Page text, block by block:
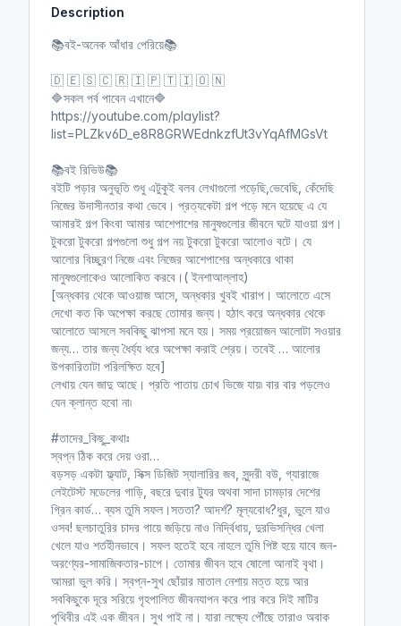
c
e
e
n
Description
📚বই-অনেক আঁধার পেরিয়ে📚
🇩 🇪 🇸 🇨 🇷 🇮 🇵 🇹 🇮 🇴 🇳
🔷সকল পর্ব পাবেন এখানে🔷
https://youtube.com/playlist?
list=PLZkv6D_e8R8GRWEdnkzfUt3vYqAfMGsVt
📚বই রিভিউ📚
বইটি পড়ার অনুভূতি শুধু এটুকুই বলব লেখাগুলো পড়েছি,ভেবেছি, কেঁদেছি
নিজের উদাসীনতার কথা ভেবে। প্রত্যকেটা গল্প পড়ে মনে হয়েছে এ যে
আমারই গল্প কিংবা আমার আশেপাশের মানুষগুলোর জীবনে ঘটে যাওয়া গল্প।
টুকরো টুকরো গল্পগুলো শুধু গল্প নয় টুকরো টুকরো আলোও বটে। যে
আলোর বিচ্ছুরণ নিজে এবং নিজের আশেপাশের অন্ধকারে থাকা
মানুষগুলোকেও আলোকিত করবে।( ইনশাআল্লাহ)
[অন্ধকার থেকে আওয়াজ আসে, অন্ধকার খুবই খারাপ। আলোতে এসে
দেখো কত কি অপেক্ষা করছে তোমার জন্য। হঠাৎ করে অন্ধকার থেকে
আলোতে আসলে সবকিছু ঝাপসা মনে হয়। সময় প্রয়োজন আলোটা সওয়ার
জন্য… তার জন্য ধৈর্য্য ধরে অপেক্ষা করাই শ্রেয়। তবেই … আলোর
উপকারিতাটা পরিলক্ষিত হবে]
লেখায় যেন জাদু আছে। প্রতি পাতায় চোখ ভিজে যায়৷ বার বার পড়লেও
যেন ক্লান্ত হবো না৷
#তাদের_কিছু_কথাঃ
স্বপ্ন ঠিক করে দেয় ওরা…
বড়সড় একটা ফ্ল্যাট, সিক্স ডিজিট স্যালারির জব, সুন্দরী বউ, গ্যারাজে
লেইটেস্ট মডেলের গাড়ি, বছরে দুবার ট্যুর অথবা সাদা চামড়ার দেশের
গ্রিন কার্ড… ব্যস তুমি সফল।সততা? আদর্শ? মূল্যবোধ?ধুর, ভুলে যাও
ওসব! ছলচাতুরির চাদর গায়ে জড়িয়ে নাও নির্দ্বিধায়, দুরভিসন্ধির খেলা
খেলে যাও শর্তহীনভাবে। সফল হতেই হবে নাহলে তুমি পিষ্ট হয়ে যাবে জন-
অরণ্যের-সামাজিকতার-চাপে। তোমার জীবন হবে ষোলো আনাই বৃথা।
আমরা ভুল করি। স্বপ্ন-সুখ ছোঁয়ার মাতাল নেশায় মত্ত হয়ে আর
সবকিছুকে দূরে সরিয়ে গৃহপালিত জীবনযাপন করে পার করে দিই মাটির
পৃথিবীর এই এক জীবন। সুখ পাই না। যারা লক্ষ্যে পৌঁছে তারাও অবাক